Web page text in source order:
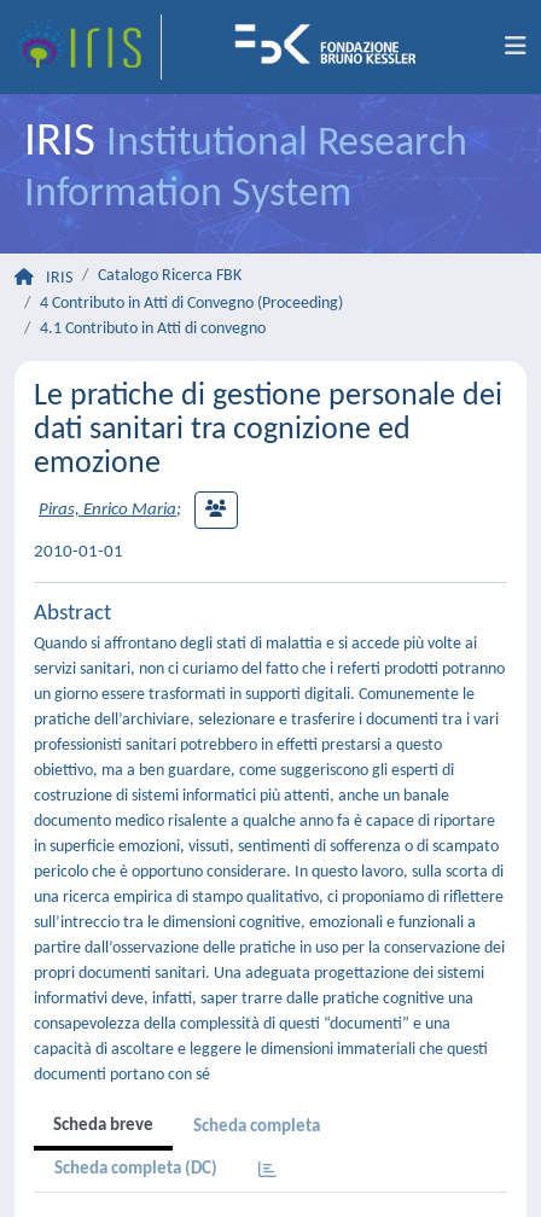
IRIS Institutional Research
Information System
IRIS
Catalogo Ricerca FBK
4 Contributo in Atti di Convegno (Proceeding)
4.1 Contributo in Atti di convegno
Le pratiche di gestione personale dei
dati sanitari tra cognizione ed
emozione
Piras, Enrico Maria;
2010-01-01
Abstract
Quando si affrontano degli stati di malattia e si accede più volte ai
servizi sanitari, non ci curiamo del fatto che i referti prodotti potranno
un giorno essere trasformati in supporti digitali. Comunemente le
pratiche dell’archiviare, selezionare e trasferire i documenti tra i vari
professionisti sanitari potrebbero in effetti prestarsi a questo
obiettivo, ma a ben guardare, come suggeriscono gli esperti di
costruzione di sistemi informatici più attenti, anche un banale
documento medico risalente a qualche anno fa è capace di riportare
in superficie emozioni, vissuti, sentimenti di sofferenza o di scampato
pericolo che è opportuno considerare. In questo lavoro, sulla scorta di
una ricerca empirica di stampo qualitativo, ci proponiamo di riflettere
sull’intreccio tra le dimensioni cognitive, emozionali e funzionali a
partire dall’osservazione delle pratiche in uso per la conservazione dei
propri documenti sanitari. Una adeguata progettazione dei sistemi
informativi deve, infatti, saper trarre dalle pratiche cognitive una
consapevolezza della complessità di questi “documenti” e una
capacità di ascoltare e leggere le dimensioni immateriali che questi
documenti portano con sé
Scheda breve Scheda completa
Scheda completa (DC)